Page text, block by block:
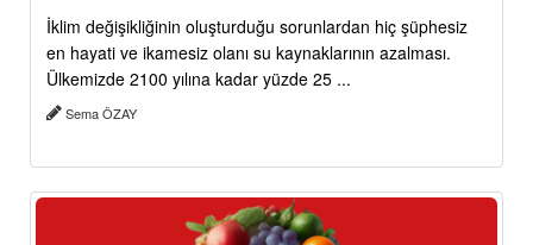
İklim değişikliğinin oluşturduğu sorunlardan hiç şüphesiz
en hayati ve ikamesiz olanı su kaynaklarının azalması.
Ülkemizde 2100 yılına kadar yüzde 25 ...
Sema ÖZAY